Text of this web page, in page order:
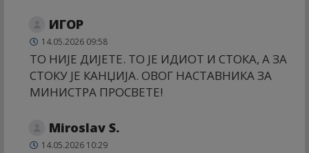
ИГОР
14.05.2026 09:58
ТО НИЈЕ ДИЈЕТЕ. ТО ЈЕ ИДИОТ И СТОКА, А ЗА
СТОКУ ЈЕ КАНЏИЈА. ОВОГ НАСТАВНИКА ЗА
МИНИСТРА ПРОСВЕТЕ!
Miroslav S.
14.05.2026 10:29